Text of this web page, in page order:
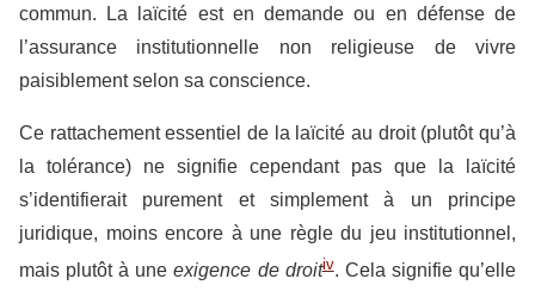
commun. La laïcité est en demande ou en défense de
l’assurance institutionnelle non religieuse de vivre
paisiblement selon sa conscience.
Ce rattachement essentiel de la laïcité au droit (plutôt qu’à
la tolérance) ne signifie cependant pas que la laïcité
s’identifierait purement et simplement à un principe
juridique, moins encore à une règle du jeu institutionnel,
mais plutôt à uneexigence de droitiv. Cela signifie qu’elle